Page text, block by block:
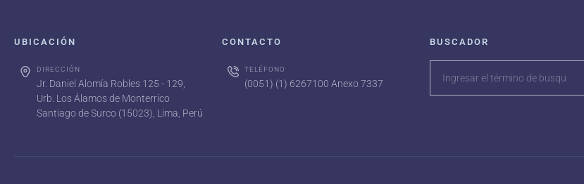
UBICACIÓN
DIRECCIÓN
Jr. Daniel Alomía Robles 125 - 129,
Urb. Los Álamos de Monterrico
Santiago de Surco (15023), Lima, Perú
CONTACTO
TELÉFONO
(0051) (1) 6267100 Anexo 7337
BUSCADOR